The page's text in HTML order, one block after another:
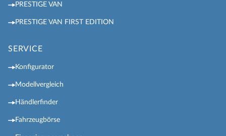
PRESTIGE VAN
PRESTIGE VAN FIRST EDITION
SERVICE
Konfigurator
Modellvergleich
Händlerfinder
Fahrzeugbörse